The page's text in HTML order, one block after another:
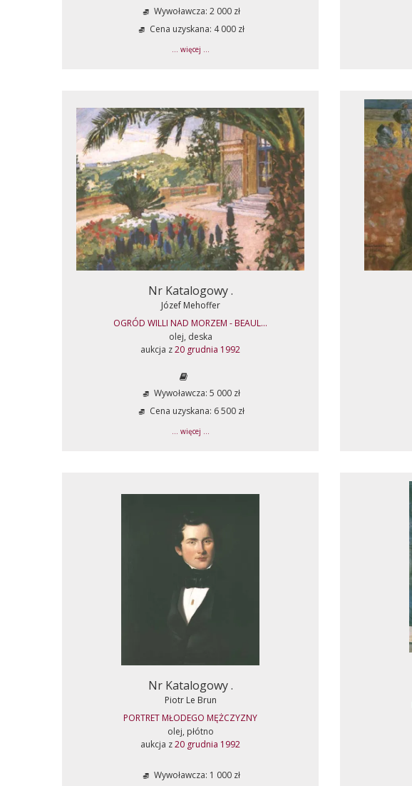
Wywoławcza: 2 000 zł
Cena uzyskana: 4 000 zł
... więcej ...
Nr Katalogowy .
Józef Mehoffer
OGRÓD WILLI NAD MORZEM - BEAUL...
olej, deska
aukcja z20 grudnia 1992
Wywoławcza: 5 000 zł
Cena uzyskana: 6 500 zł
... więcej ...
Nr Katalogowy .
Piotr Le Brun
PORTRET MŁODEGO MĘŻCZYZNY
olej, płótno
aukcja z20 grudnia 1992
Wywoławcza: 1 000 zł